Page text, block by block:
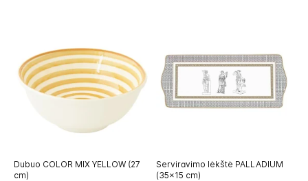
Dubuo COLOR MIX YELLOW (27
cm)
Serviravimo lėkštė PALLADIUM
(35x15 cm)